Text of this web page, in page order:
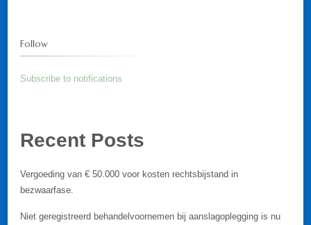
Follow
Subscribe to notifications
Recent Posts
Vergoeding van € 50.000 voor kosten rechtsbijstand in
bezwaarfase.
Niet geregistreerd behandelvoornemen bij aanslagoplegging is nu